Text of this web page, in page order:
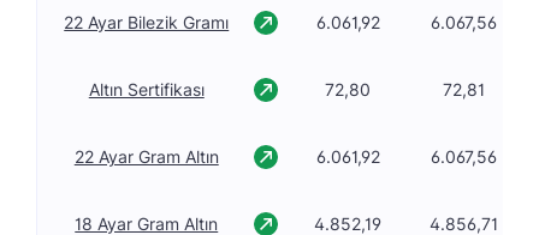
22 Ayar Bilezik Gramı 6.061,92 6.067,56
Altın Sertifikası 72,80 72,81
22 Ayar Gram Altın 6.061,92 6.067,56
18 Ayar Gram Altın 4.852,19 4.856,71